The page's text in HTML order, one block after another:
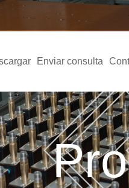
Enviar consulta